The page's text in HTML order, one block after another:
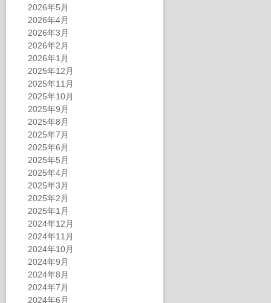
2026年5月
2026年4月
2026年3月
2026年2月
2026年1月
2025年12月
2025年11月
2025年10月
2025年9月
2025年8月
2025年7月
2025年6月
2025年5月
2025年4月
2025年3月
2025年2月
2025年1月
2024年12月
2024年11月
2024年10月
2024年9月
2024年8月
2024年7月
2024年6月